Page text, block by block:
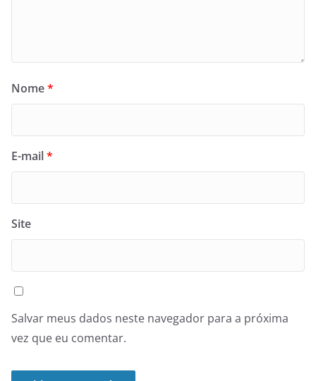
Nome*
E-mail*
Site
Salvar meus dados neste navegador para a próxima
vez que eu comentar.